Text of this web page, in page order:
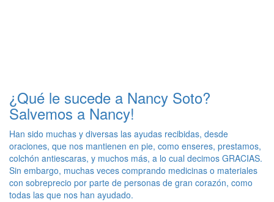
¿Qué le sucede a Nancy Soto?
Salvemos a Nancy!
Han sido muchas y diversas las ayudas recibidas, desde
oraciones, que nos mantienen en pie, como enseres, prestamos,
colchón antiescaras, y muchos más, a lo cual decimos GRACIAS.
Sin embargo, muchas veces comprando medicinas o materiales
con sobreprecio por parte de personas de gran corazón, como
todas las que nos han ayudado.